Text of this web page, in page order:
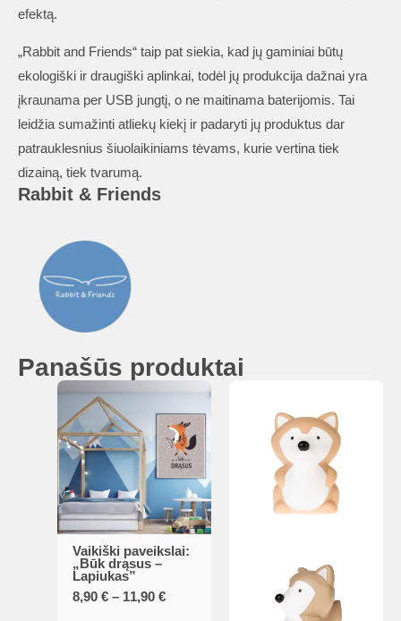
efektą.
„Rabbit and Friends“ taip pat siekia, kad jų gaminiai būtų
ekologiški ir draugiški aplinkai, todėl jų produkcija dažnai yra
įkraunama per USB jungtį, o ne maitinama baterijomis. Tai
leidžia sumažinti atliekų kiekį ir padaryti jų produktus dar
patrauklesnius šiuolaikiniams tėvams, kurie vertina tiek
dizainą, tiek tvarumą.
Rabbit & Friends
Panašūs produktai
Vaikiški paveikslai:
„Būk drąsus –
Lapiukas”
8,90€ – 11,90€Price
This
product
has